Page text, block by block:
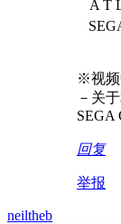
A T
※视频
－关
SEGA
回复
举报
neiltheb